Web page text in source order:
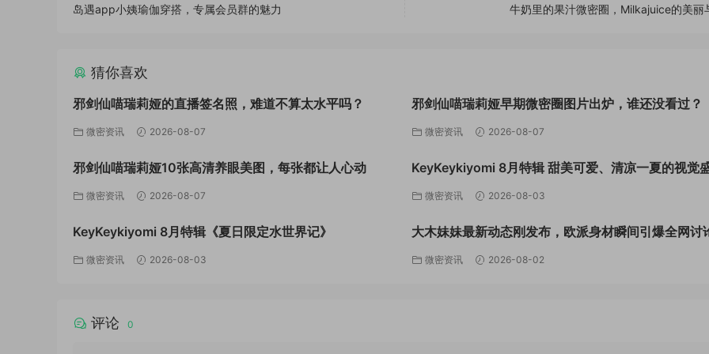
岛遇app小姨瑜伽穿搭，专属会员群的魅力 牛奶里的果汁微密圈，Milkajuice的美丽
猜你喜欢
邪剑仙喵瑞莉娅的直播签名照，难道不算太水平吗？
微密资讯 2026-08-07
邪剑仙喵瑞莉娅早期微密圈图片出炉，谁还没看过？
微密资讯 2026-08-07
邪剑仙喵瑞莉娅10张高清养眼美图，每张都让人心动
微密资讯 2026-08-07
KeyKeykiyomi 8月特辑 甜美可爱、清凉一夏的视觉
微密资讯 2026-08-03
KeyKeykiyomi 8月特辑《夏日限定水世界记》
微密资讯 2026-08-03
大木妹妹最新动态刚发布，欧派身材瞬间引爆全网讨
微密资讯 2026-08-02
评论 0